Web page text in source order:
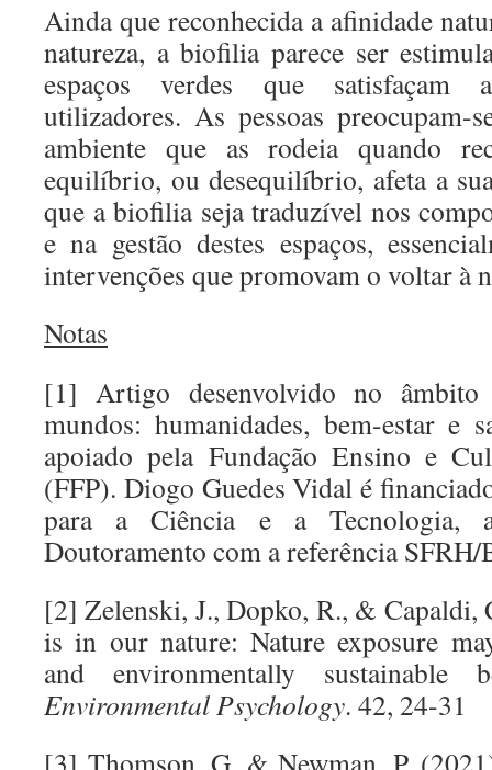
Ainda que reconhecida a afinidade
natureza, a biofilia parece ser
espaços verdes que satisfaçam
utilizadores. As pessoas
ambiente que as rodeia quando
equilíbrio, ou desequilíbrio, afeta a
que a biofilia seja traduzível nos
e na gestão destes espaços,
intervenções que promovam o voltar à
Notas
[1] Artigo desenvolvido no
mundos: humanidades, bem-estar e
apoiado pela Fundação Ensino e
(FFP). Diogo Guedes Vidal é
para a Ciência e a Tecnologia,
Doutoramento com a referência
[2] Zelenski, J., Dopko, R., & Capaldi,
is in our nature: Nature exposure
and environmentally sustainable
Environmental Psychology. 42, 24-31
[3] Thomson, G. & Newman, P.